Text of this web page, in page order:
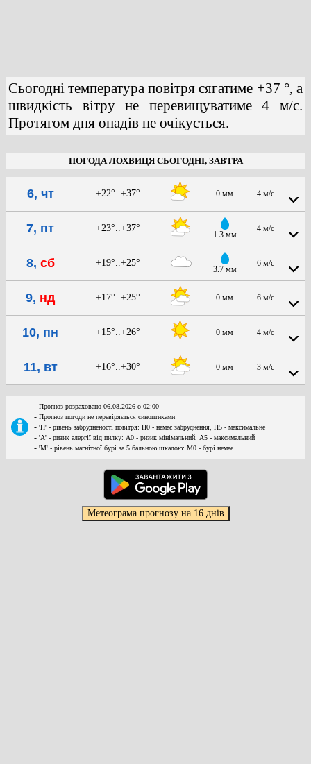
Сьогодні температура повітря сягатиме +37 °, а
швидкість вітру не перевищуватиме 4 м/с.
Протягом дня опадів не очікується.
ПОГОДА ЛОХВИЦЯ СЬОГОДНІ, ЗАВТРА
6, чт +22°..+37° 0 мм 4 м/с
7, пт +23°..+37°
1.3 мм
4 м/с
8, сб +19°..+25°
3.7 мм
6 м/с
9, нд +17°..+25° 0 мм 6 м/с
10, пн +15°..+26° 0 мм 4 м/с
11, вт +16°..+30° 0 мм 3 м/с
- Прогноз розраховано 06.08.2026 о 02:00
- Прогноз погоди не перевіряється синоптиками
- 'П' - рівень забрудненості повітря: П0 - немає забруднення, П5 - максимальне
- 'А' - ризик алергії від пилку: А0 - ризик мінімальний, А5 - максимальний
- 'М' - рівень магнітної бурі за 5 бальною шкалою: M0 - бурі немає